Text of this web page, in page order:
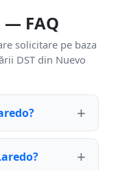
— FAQ
solicitare pe baza
DST din Nuevo